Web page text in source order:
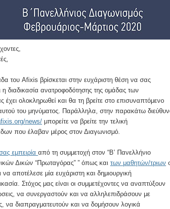
του Afixis βρίσκεται στην ευχάριστη θέση να σας
η διαδικασία ανατροφοδότησης της ομάδας των
έχει ολοκληρωθεί και θα τη βρείτε στο επισυναπτόμενο
του μηνύματος. Παράλληλα, στην παρακάτω
news/μπορείτε να βρείτε την τελική
που έλαβαν μέρος στον Διαγωνισμό.
εμπειρία από τη συμμετοχή στον “Β’ Πανελλήνιο
Δικών “Πρωταγόρας” ” όπως και των μαθητών/τριων
να αποτέλεσε μία ευχάριστη και δημιουργική
Στόχος μας είναι οι συμμετέχοντες να αναπτύξουν
να συνεργαστούν και να αλληλεπιδράσουν με
να διαπραγματευτούν και να δομήσουν λογικά